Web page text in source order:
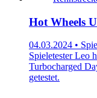
Hot Wheels
04.03.2024 •
Spieletester Leo
Turbocharged
getestet.